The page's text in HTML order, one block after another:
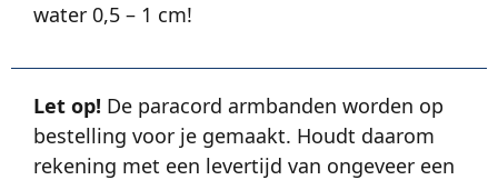
water 0,5 – 1 cm!
Let op! De paracord armbanden worden op
bestelling voor je gemaakt. Houdt daarom
rekening met een levertijd van ongeveer een